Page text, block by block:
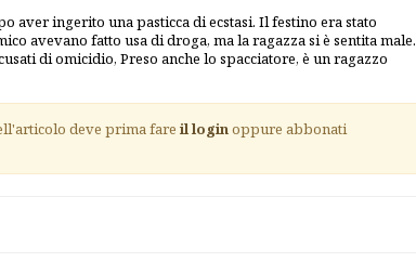
aver ingerito una pasticca di ecstasi. Il festino era stato
avevano fatto usa di droga, ma la ragazza si è sentita male.
di omicidio, Preso anche lo spacciatore, è un ragazzo
deve prima fare il loginoppure abbonati